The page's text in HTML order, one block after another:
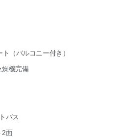
（バルコニー付き）
燥機完備
バス
2面